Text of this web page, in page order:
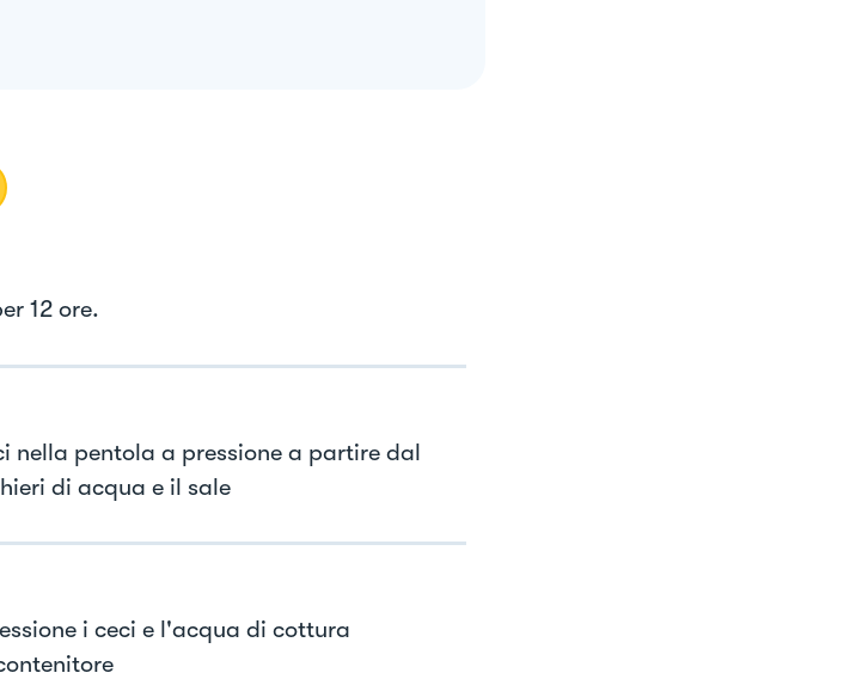
12 ore.
nella pentola a pressione a partire dal
di acqua e il sale
i ceci e l'acqua di cottura